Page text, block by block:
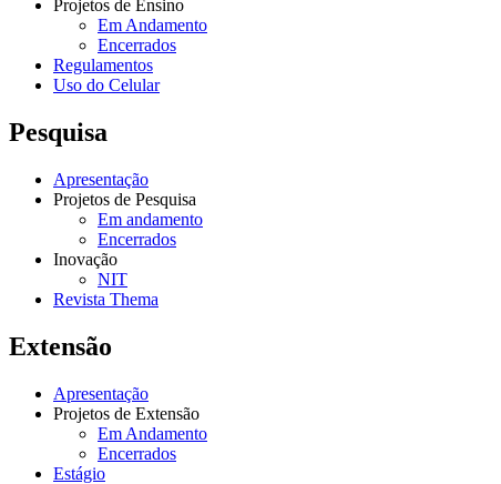
Projetos de Ensino
Em Andamento
Encerrados
Regulamentos
Uso do Celular
Pesquisa
Apresentação
Projetos de Pesquisa
Em andamento
Encerrados
Inovação
NIT
Revista Thema
Extensão
Apresentação
Projetos de Extensão
Em Andamento
Encerrados
Estágio